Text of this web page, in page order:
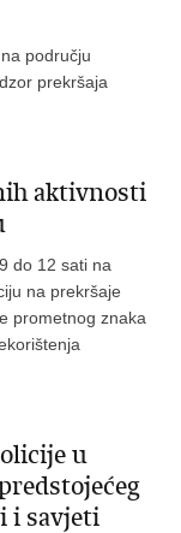
području
prekršaja
aktivnosti
do 12 sati na
na prekršaje
prometnog znaka
u
i savjeti